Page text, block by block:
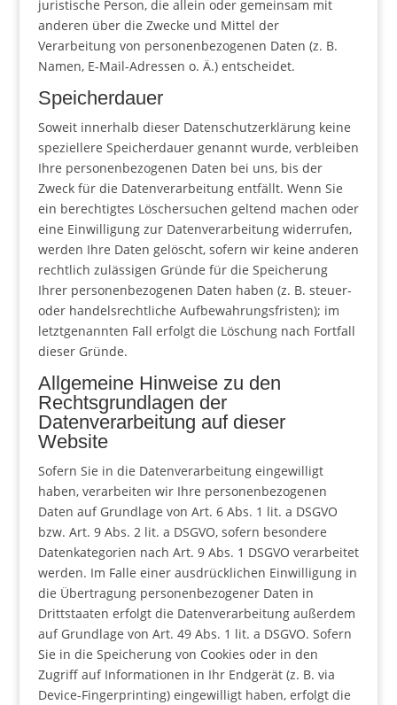
juristische Person, die allein oder gemeinsam mit
anderen über die Zwecke und Mittel der
Verarbeitung von personenbezogenen Daten (z. B.
Namen, E-Mail-Adressen o. Ä.) entscheidet.
Speicherdauer
Soweit innerhalb dieser Datenschutzerklärung keine
speziellere Speicherdauer genannt wurde, verbleiben
Ihre personenbezogenen Daten bei uns, bis der
Zweck für die Datenverarbeitung entfällt. Wenn Sie
ein berechtigtes Löschersuchen geltend machen oder
eine Einwilligung zur Datenverarbeitung widerrufen,
werden Ihre Daten gelöscht, sofern wir keine anderen
rechtlich zulässigen Gründe für die Speicherung
Ihrer personenbezogenen Daten haben (z. B. steuer-
oder handelsrechtliche Aufbewahrungsfristen); im
letztgenannten Fall erfolgt die Löschung nach Fortfall
dieser Gründe.
Allgemeine Hinweise zu den
Rechtsgrundlagen der
Datenverarbeitung auf dieser
Website
Sofern Sie in die Datenverarbeitung eingewilligt
haben, verarbeiten wir Ihre personenbezogenen
Daten auf Grundlage von Art. 6 Abs. 1 lit. a DSGVO
bzw. Art. 9 Abs. 2 lit. a DSGVO, sofern besondere
Datenkategorien nach Art. 9 Abs. 1 DSGVO verarbeitet
werden. Im Falle einer ausdrücklichen Einwilligung in
die Übertragung personenbezogener Daten in
Drittstaaten erfolgt die Datenverarbeitung außerdem
auf Grundlage von Art. 49 Abs. 1 lit. a DSGVO. Sofern
Sie in die Speicherung von Cookies oder in den
Zugriff auf Informationen in Ihr Endgerät (z. B. via
Device-Fingerprinting) eingewilligt haben, erfolgt die